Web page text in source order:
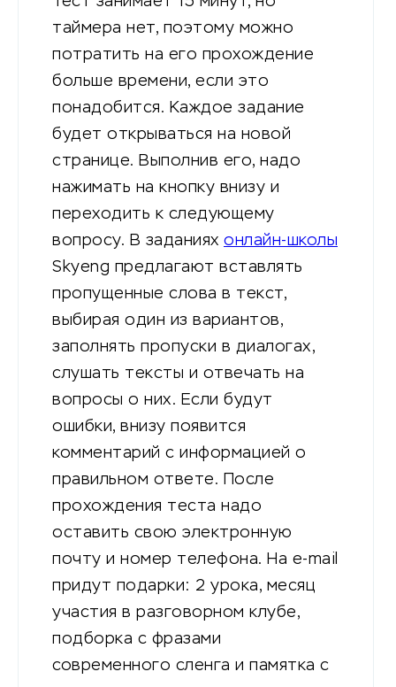
таймера нет, поэтому можно
потратить на его прохождение
больше времени, если это
понадобится. Каждое задание
будет открываться на новой
странице. Выполнив его, надо
нажимать на кнопку внизу и
переходить к следующему
вопросу. В заданиях онлайн-школы
Skyeng предлагают вставлять
пропущенные слова в текст,
выбирая один из вариантов,
заполнять пропуски в диалогах,
слушать тексты и отвечать на
вопросы о них. Если будут
ошибки, внизу появится
комментарий с информацией о
правильном ответе. После
прохождения теста надо
оставить свою электронную
почту и номер телефона. На e-mail
придут подарки: 2 урока, месяц
участия в разговорном клубе,
подборка с фразами
современного сленга и памятка с